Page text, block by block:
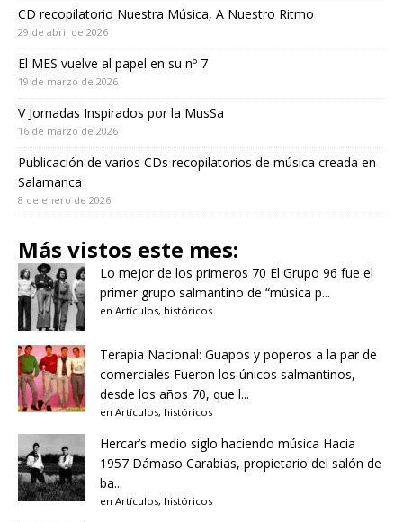
CD recopilatorio Nuestra Música, A Nuestro Ritmo
29 de abril de 2026
El MES vuelve al papel en su nº 7
19 de marzo de 2026
V Jornadas Inspirados por la MusSa
16 de marzo de 2026
Publicación de varios CDs recopilatorios de música creada en
Salamanca
8 de enero de 2026
Más vistos este mes:
Lo mejor de los primeros 70 El Grupo 96 fue el
primer grupo salmantino de “música p...
en Artículos, históricos
Terapia Nacional: Guapos y poperos a la par de
comerciales Fueron los únicos salmantinos,
desde los años 70, que l...
en Artículos, históricos
Hercar’s medio siglo haciendo música Hacia
1957 Dámaso Carabias, propietario del salón de
ba...
en Artículos, históricos